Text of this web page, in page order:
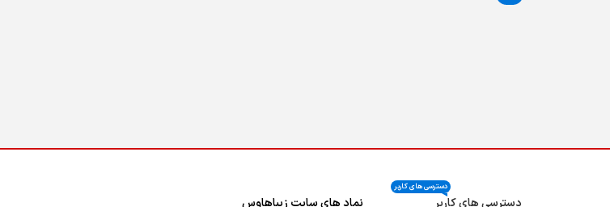
دسترسی های کاربر
دسترسی های کاربر
نماد های سایت زیباهاوس